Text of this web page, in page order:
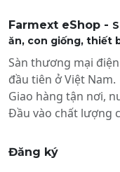
Farmext eShop -
ăn, con giống, thiết
Sàn thương mại
đầu tiên ở Việt Nam.
Giao hàng tận nơi,
Đầu vào chất lượng
Đăng ký